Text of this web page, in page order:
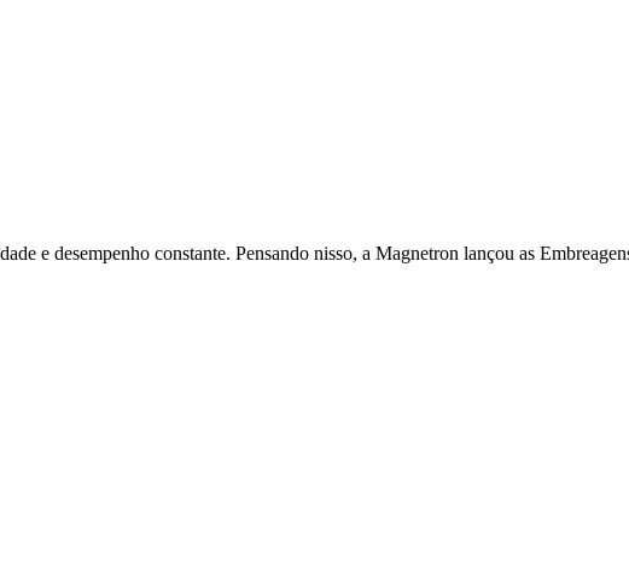
e desempenho constante. Pensando nisso, a Magnetron lançou as